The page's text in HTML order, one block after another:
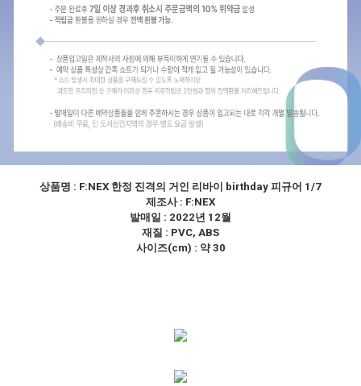
상품명 : F:NEX 한정 진격의 거인 리바이 birthday 피규어 1/7
제조사 : F:NEX
발매일 : 2022년 12월
재질 : PVC, ABS
사이즈(cm) : 약 30